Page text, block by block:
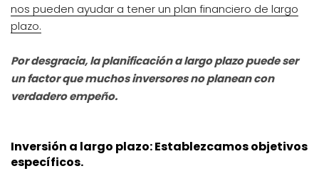
nos pueden ayudar a tener un plan financiero de largo
plazo.
Por desgracia, la planificación a largo plazo puede ser
un factor que muchos inversores no planean con
verdadero empeño.
Inversión a largo plazo: Establezcamos objetivos
específicos.